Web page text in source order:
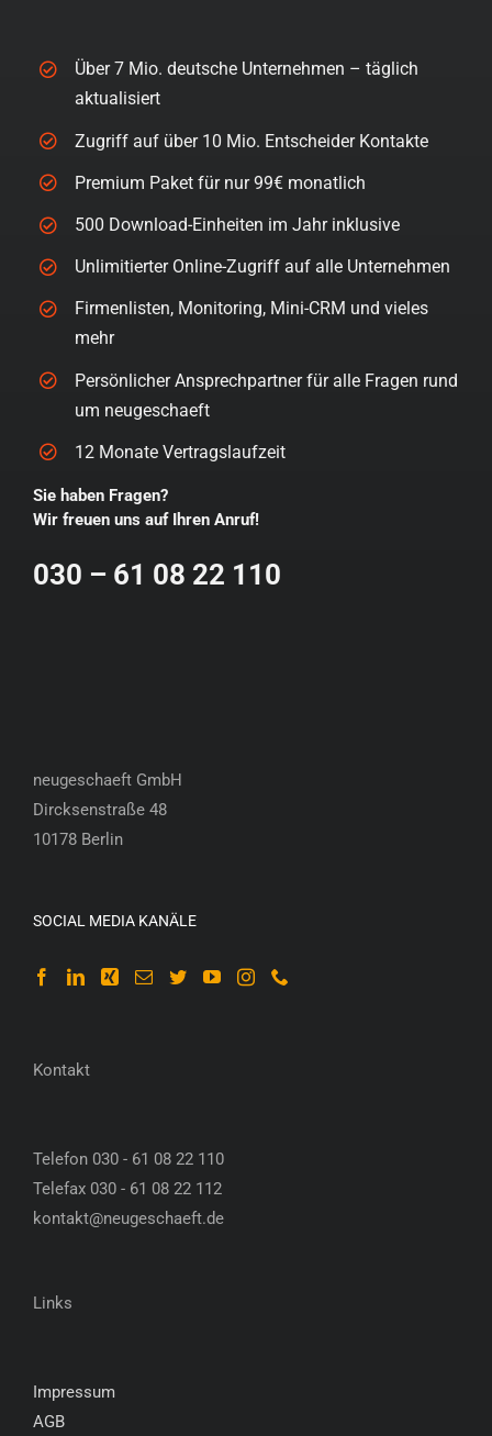
Über 7 Mio. deutsche Unternehmen – täglich
aktualisiert
Zugriff auf über 10 Mio. Entscheider Kontakte
Premium Paket für nur 99€ monatlich
500 Download-Einheiten im Jahr inklusive
Unlimitierter Online-Zugriff auf alle Unternehmen
Firmenlisten, Monitoring, Mini-CRM und vieles
mehr
Persönlicher Ansprechpartner für alle Fragen rund
um neugeschaeft
12 Monate Vertragslaufzeit
Sie haben Fragen?
Wir freuen uns auf Ihren Anruf!
030 – 61 08 22 110
neugeschaeft GmbH
Dircksenstraße 48
10178 Berlin
SOCIAL MEDIA KANÄLE
Kontakt
Telefon 030 - 61 08 22 110
Telefax 030 - 61 08 22 112
kontakt@neugeschaeft.de
Links
Impressum
AGB